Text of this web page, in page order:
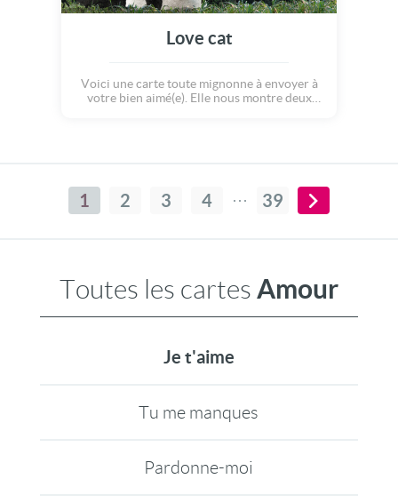
Love cat
Voici une carte toute mignonne à envoyer à
votre bien aimé(e). Elle nous montre deux
1 2 3 4 39
Toutes les cartes Amour
Je t'aime
Tu me manques
Pardonne-moi